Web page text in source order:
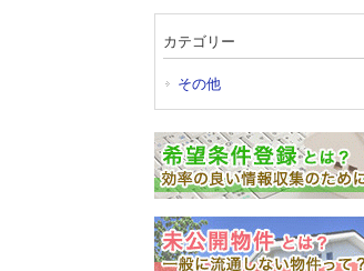
カテゴリー
その他